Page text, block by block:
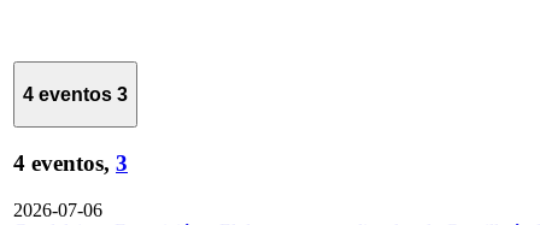
4 eventos 3
4 eventos, 3
2026-07-06